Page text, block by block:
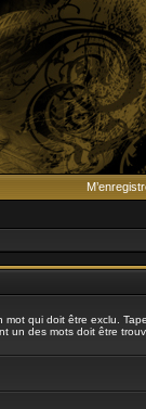
mot qui doit être exclu.
un des mots doit être